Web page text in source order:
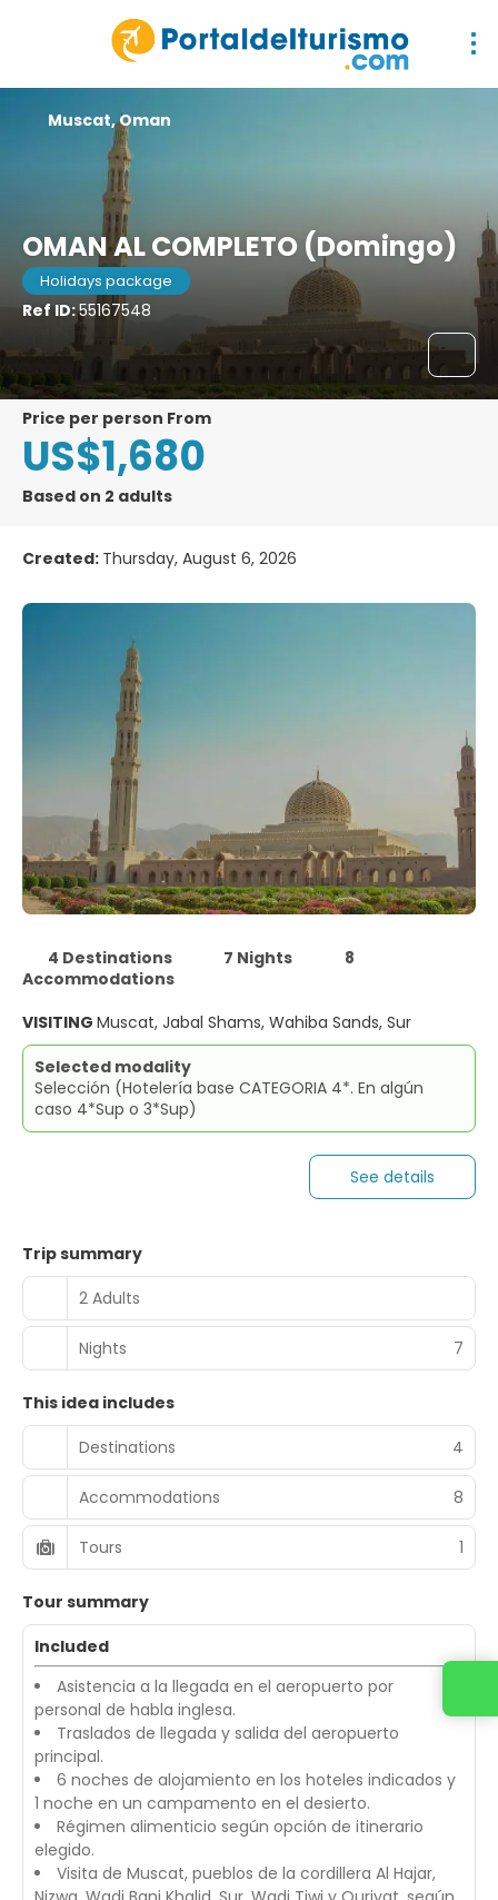
OMAN AL COMPLETO (Domingo)
Holidays package
Ref ID:55167548
Muscat, Oman
price per person From
US$1,680
Based on 2 adults
Created: Thursday, August 6, 2026
4 Destinations 7 Nights
8
Accommodations
VISITING Muscat, Jabal Shams, Wahiba Sands, Sur
Selected modality
Selección (Hotelería base CATEGORIA 4*. En algún
caso 4*Sup o 3*Sup)
See details
Trip summary
2 Adults
Nights 7
This idea includes
Destinations
4
Accommodations 8
Tours 1
Tour summary
Included
Asistencia a la llegada en el aeropuerto por
personal de habla inglesa.
Traslados de llegada y salida del aeropuerto
principal.
6 noches de alojamiento en los hoteles indicados y
1 noche en un campamento en el desierto.
Régimen alimenticio según opción de itinerario
elegido.
Visita de Muscat, pueblos de la cordillera Al Hajar,
Contact us